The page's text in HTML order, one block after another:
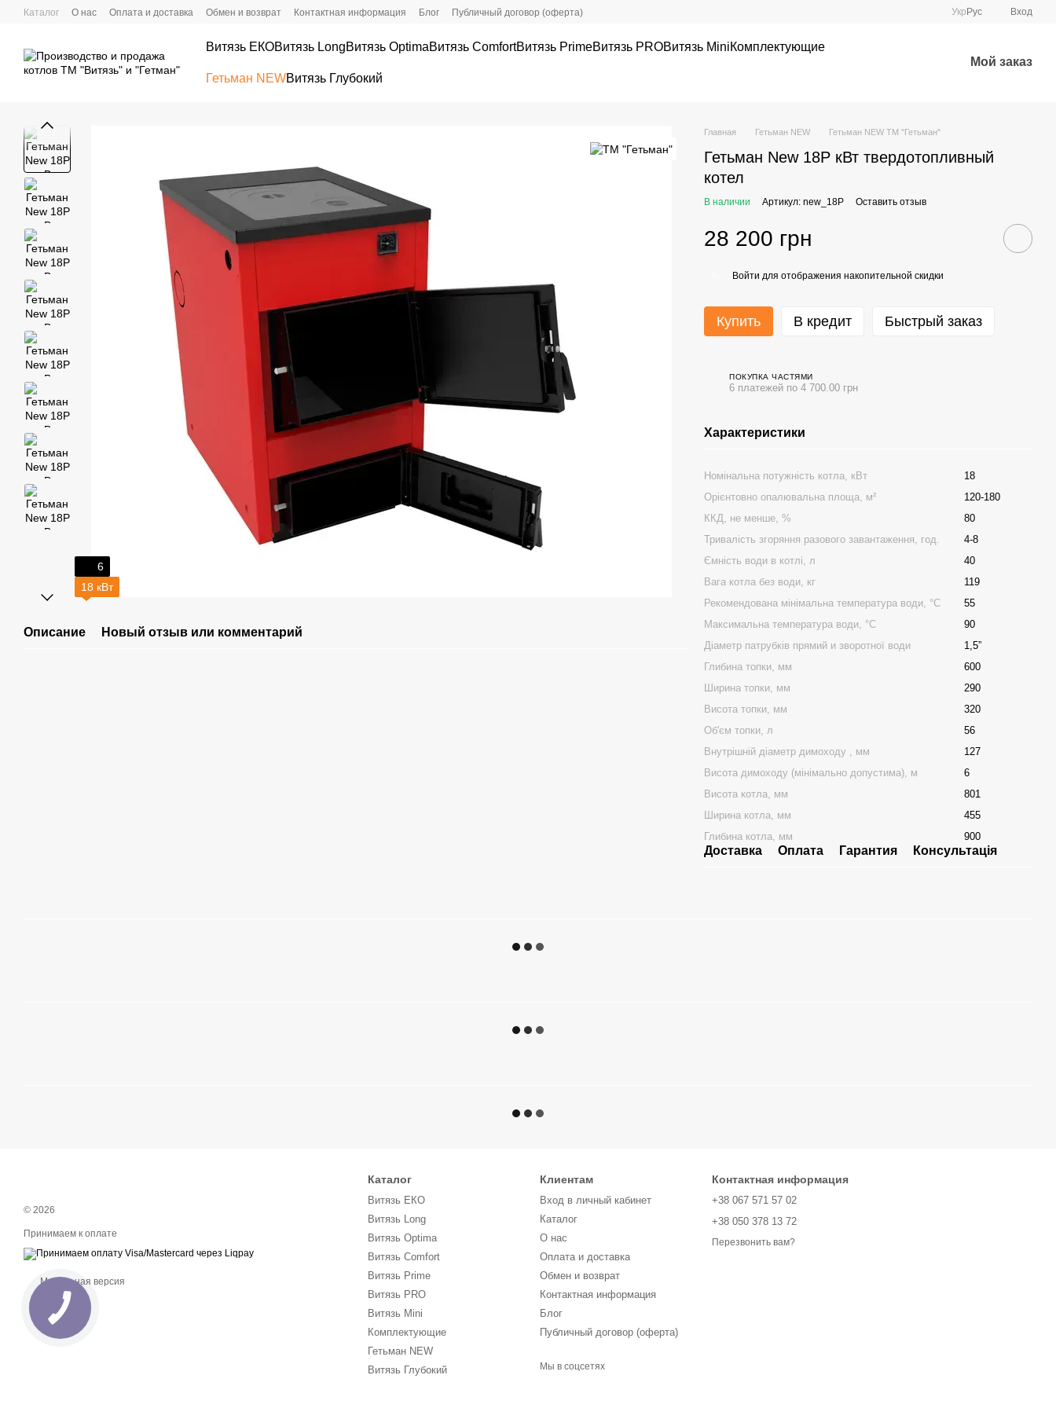
Перейти к основному контенту
Каталог О нас Оплата и доставка Обмен и возврат Контактная информация Блог Публичный договор (оферта) Укр Рус Вход
Витязь ЕКОВитязь LongВитязь OptimaВитязь ComfortВитязь PrimeВитязь PRОВитязь MiniКомплектующие
Гетьман NEWВитязь Глубокий
Мой заказ
6
18 кВт
Описание Новый отзыв или комментарий
Главная Гетьман NEW Гетьман NEW ТМ "Гетьман"
Гетьман New 18P кВт твердотопливный
котел
В наличии Артикул: new_18P Оставить отзыв
28 200 грн
Войти для отображения накопительной скидки
Купить В кредит Быстрый заказ
ПОКУПКА ЧАСТЯМИ
6 платежей по 4 700.00 грн
Характеристики
Номінальна потужність котла, кВт
18
Орієнтовно опалювальна площа, м²
120-180
ККД, не менше, %
80
Тривалість згоряння разового завантаження, год.
4-8
Ємність води в котлі, л
40
Вага котла без води, кг
119
Рекомендована мінімальна температура води, °С
55
Максимальна температура води, °С
90
Діаметр патрубків прямий и зворотної води
1,5”
Глибина топки, мм
600
Ширина топки, мм
290
Висота топки, мм
320
Об'єм топки, л
56
Внутрішній діаметр димоходу , мм
127
Висота димоходу (мінімально допустима), м
6
Bисота котла, мм
801
Ширина котла, мм
455
Глибина котла, мм
900
Доставка Оплата Гарантия Консультація
© 2026
Принимаем к оплате
Мобильная версия
Каталог
Витязь ЕКО
Витязь Long
Витязь Optima
Витязь Comfort
Витязь Prime
Витязь PRО
Витязь Mini
Комплектующие
Гетьман NEW
Витязь Глубокий
Клиентам
Вход в личный кабинет
Каталог
О нас
Оплата и доставка
Обмен и возврат
Контактная информация
Блог
Публичный договор (оферта)
Мы в соцсетях
Контактная информация
+38 067 571 57 02
+38 050 378 13 72
Перезвонить вам?